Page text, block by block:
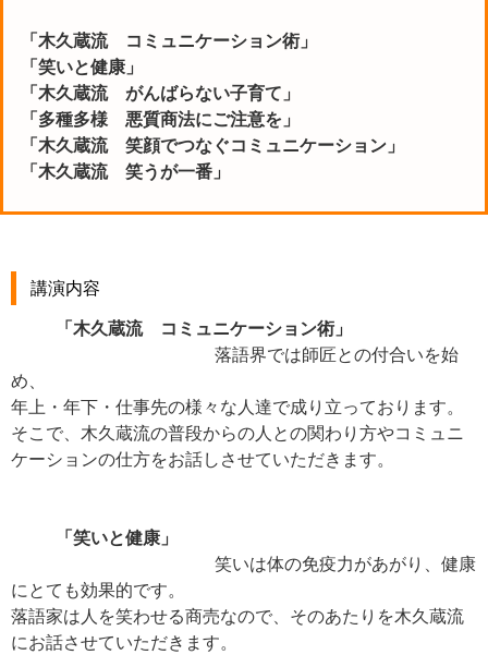
「木久蔵流 コミュニケーション術」
「笑いと健康」
「木久蔵流 がんばらない子育て」
「多種多様 悪質商法にご注意を」
「木久蔵流 笑顔でつなぐコミュニケーション」
「木久蔵流 笑うが一番」
講演内容
「木久蔵流 コミュニケーション術」
落語界では師匠との付合いを始
め、
年上・年下・仕事先の様々な人達で成り立っております。
そこで、木久蔵流の普段からの人との関わり方やコミュニ
ケーションの仕方をお話しさせていただきます。
「笑いと健康」
笑いは体の免疫力があがり、健康
にとても効果的です。
落語家は人を笑わせる商売なので、そのあたりを木久蔵流
にお話させていただきます。